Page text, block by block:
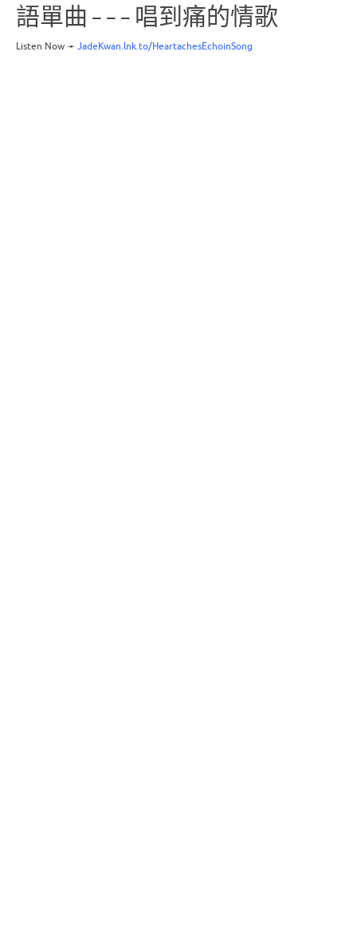
語單曲 – – – 唱到痛的情歌
Listen Now ➛ JadeKwan.lnk.to/HeartachesEchoinSong